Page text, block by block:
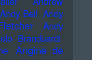
Andy Bell Andy
Andy
Branduardi
Angine de